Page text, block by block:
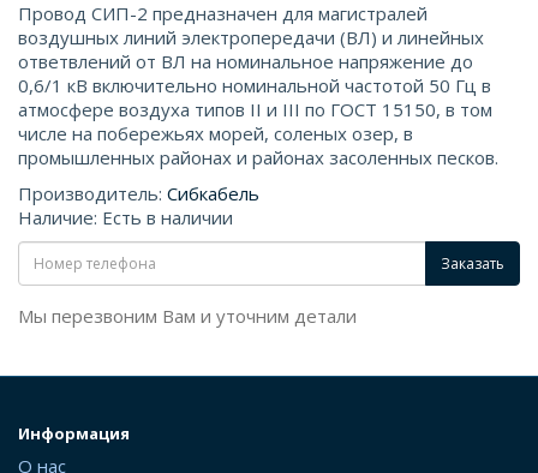
Провод СИП-2 предназначен для магистралей
воздушных линий электропередачи (ВЛ) и линейных
ответвлений от ВЛ на номинальное напряжение до
0,6/1 кВ включительно номинальной частотой 50 Гц в
атмосфере воздуха типов II и III по ГОСТ 15150, в том
числе на побережьях морей, соленых озер, в
промышленных районах и районах засоленных песков.
Производитель: Сибкабель
Наличие: Есть в наличии
Заказать
Мы перезвоним Вам и уточним детали
Информация
О нас